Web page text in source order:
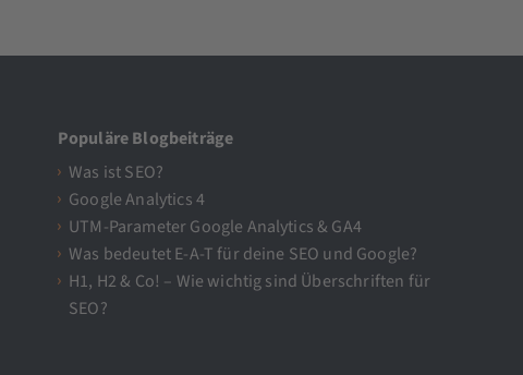
Populäre Blogbeiträge
Was ist SEO?
Google Analytics 4
UTM-Parameter Google Analytics & GA4
Was bedeutet E-A-T für deine SEO und Google?
H1, H2 & Co! – Wie wichtig sind Überschriften für
SEO?